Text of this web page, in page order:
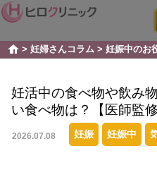
home妊婦さんコラム 妊娠中のお
妊活中の食べ物や飲み
い食べ物は？【医師監修
2026.07.08 妊娠 妊娠中